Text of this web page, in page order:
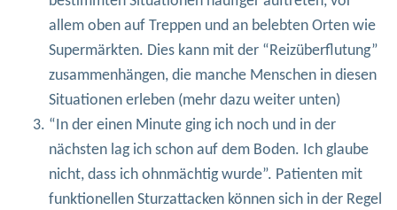
allem oben auf Treppen und an belebten Orten wie
Supermärkten. Dies kann mit der “Reizüberflutung”
zusammenhängen, die manche Menschen in diesen
Situationen erleben (mehr dazu weiter unten)
“In der einen Minute ging ich noch und in der
nächsten lag ich schon auf dem Boden. Ich glaube
nicht, dass ich ohnmächtig wurde”. Patienten mit
funktionellen Sturzattacken können sich in der Regel